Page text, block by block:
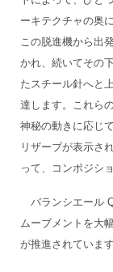
ーキテクチャの奥
この脱進機から出
かれ、続いてその
たスチール針へと
達します。これら
神秘の動きに応じ
リザーブが表示さ
って、コンポジシ
バランシエール
ムーブメントを大
が推進されています